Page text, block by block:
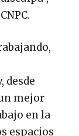
mejor
en la
espacios